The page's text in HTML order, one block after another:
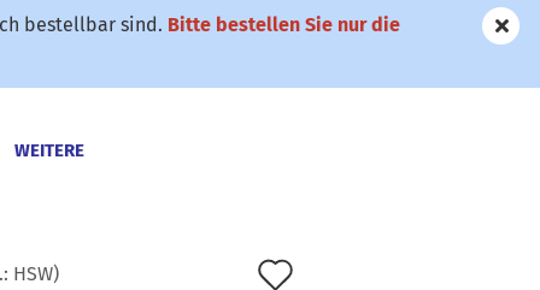
bestellbar sind. Bitte bestellen Sie nur die
WEITERE
HSW)